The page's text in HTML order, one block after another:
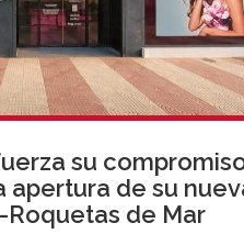
su
apertura de su
de Mar